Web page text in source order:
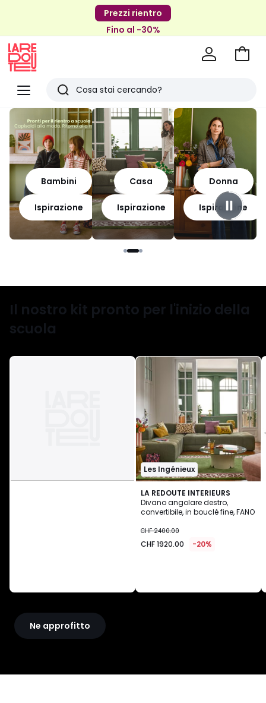
Prezzi rientro
Fino al -30%
Menu
Redoute
Ricerca
Ultimi
articoli
visti
Vai
Bambini
Ispirazione
Casa
Ispirazione
Donna
Ispirazione
Il nostro kit pronto per l'inizio della
scuola
Les Ingénieux
LA REDOUTE INTERIEURS
Divano angolare destro,
convertibile, in bouclé fine, FANO
1920.00
invece
20%
CHF 2400.00
CHF 1920.00 -20%
Ne approfitto